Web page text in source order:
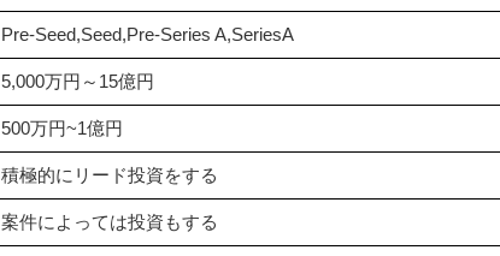
Pre-Seed,Seed,Pre-Series A,SeriesA
5,000万円～15億円
500万円~1億円
積極的にリード投資をする
案件によっては投資もする